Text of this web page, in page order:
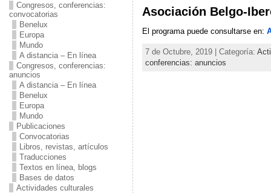
Congresos, conferencias:
convocatorias
Benelux
Europa
Mundo
A distancia – En línea
Congresos, conferencias:
anuncios
A distancia – En línea
Benelux
Europa
Mundo
Publicaciones
Convocatorias
Libros, revistas, artículos
Traducciones
Textos en línea, blogs
Bases de datos
Actividades culturales
Asociación Belgo-
El programa puede consultarse en:
7 de Octubre, 2019 | Categoría:
conferencias: anuncios